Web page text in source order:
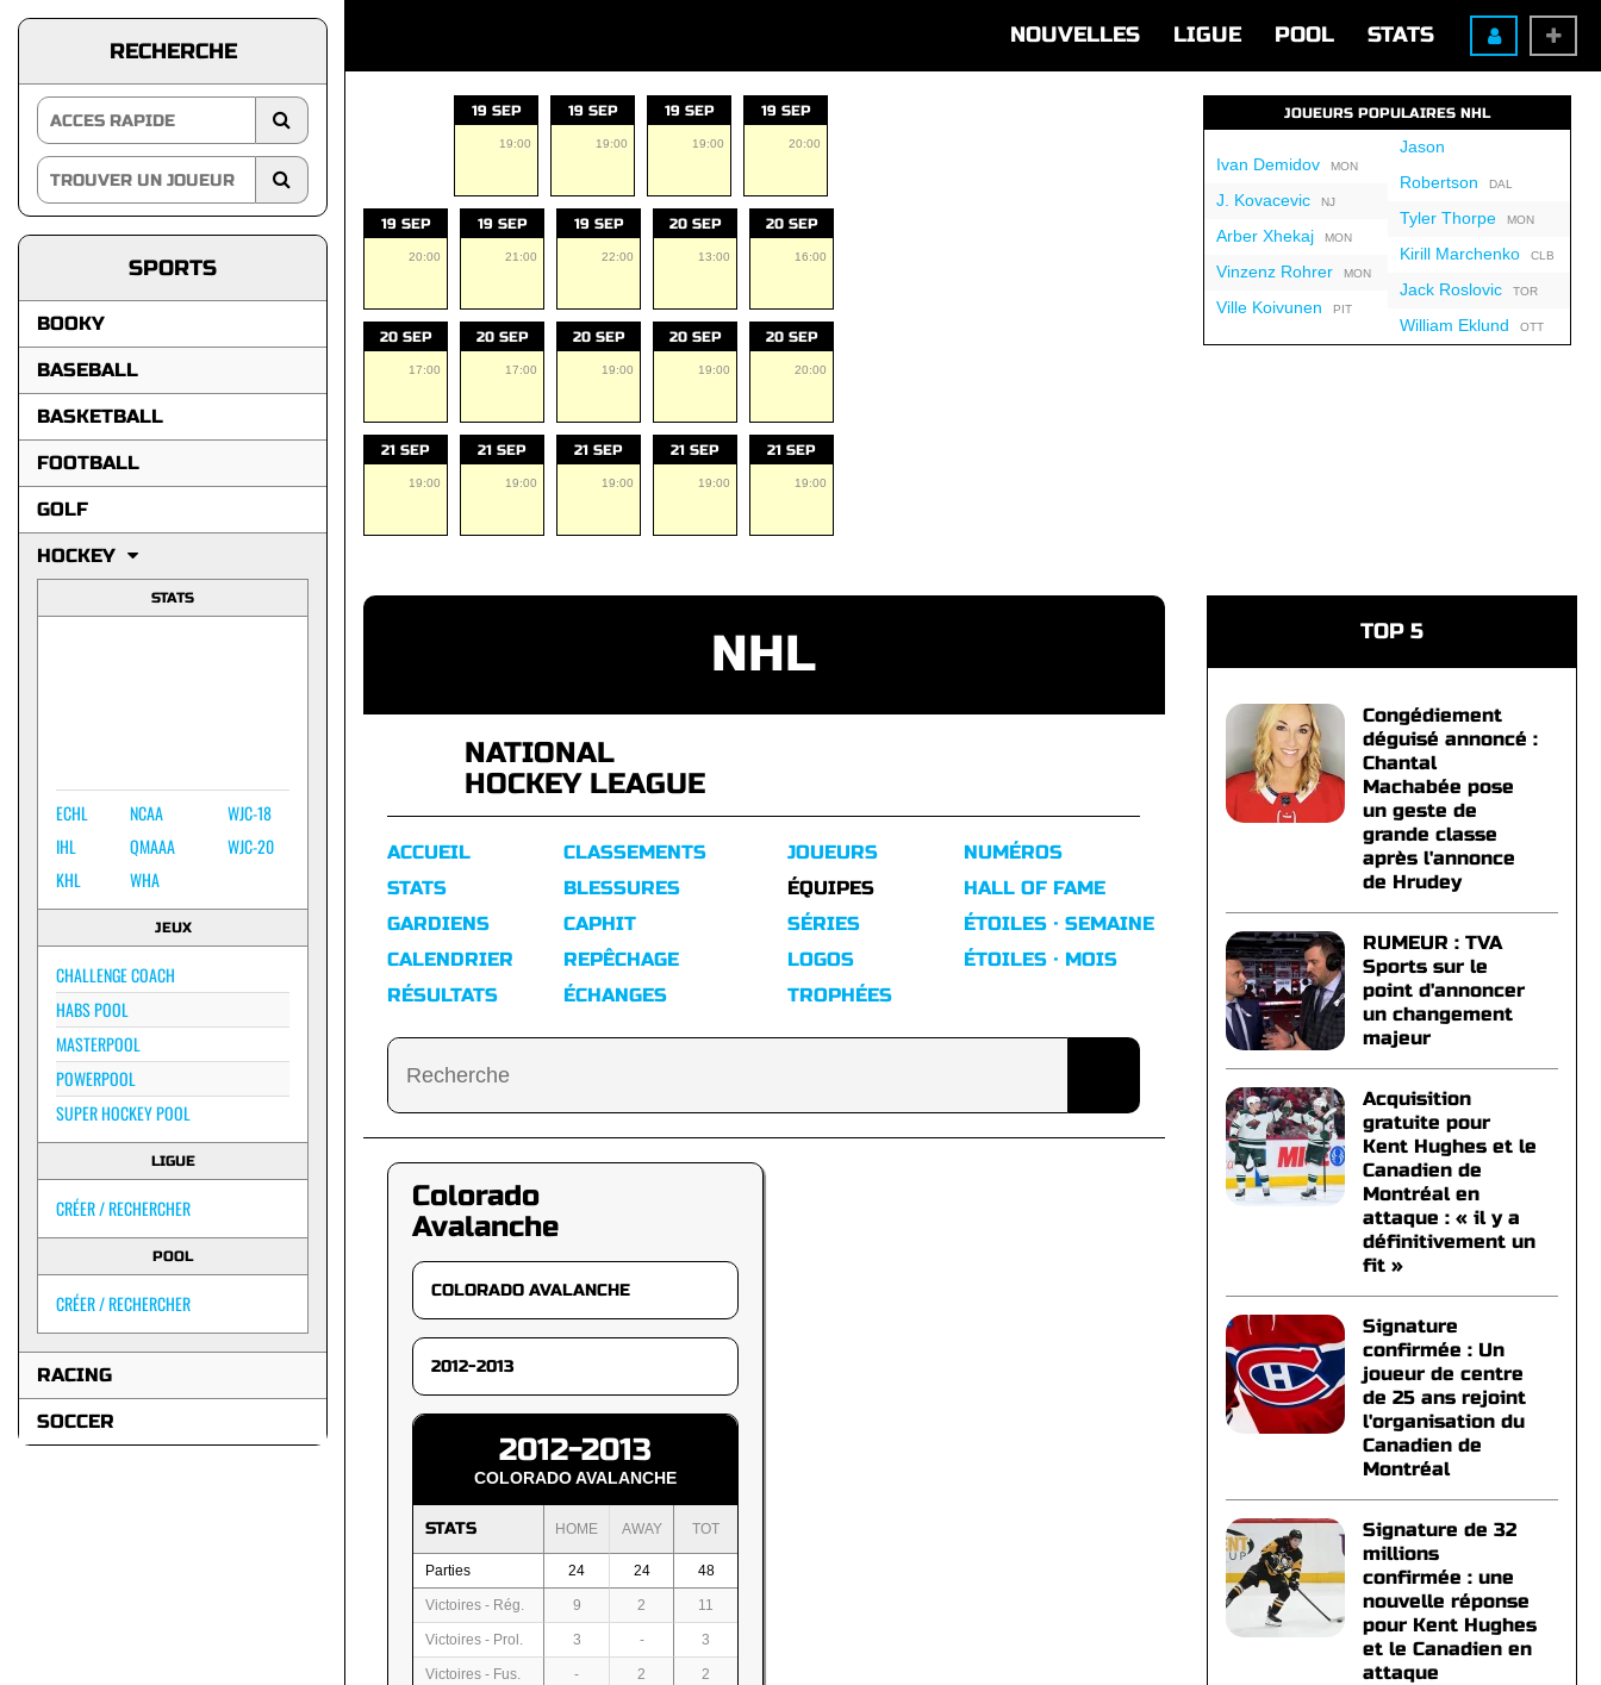
NOUVELLES LIGUE POOL STATS
RECHERCHE
SPORTS
BOOKY
BASEBALL
BASKETBALL
FOOTBALL
GOLF
HOCKEY
STATS
ECHL
IHL
KHL
NCAA
QMAAA
WHA
WJC-18
WJC-20
JEUX
CHALLENGE COACH
HABS POOL
MASTERPOOL
POWERPOOL
SUPER HOCKEY POOL
LIGUE
CRÉER / RECHERCHER
POOL
CRÉER / RECHERCHER
RACING
SOCCER
19 SEP
19:00
19 SEP
19:00
19 SEP
19:00
19 SEP
20:00
19 SEP
20:00
19 SEP
21:00
19 SEP
22:00
20 SEP
13:00
20 SEP
16:00
20 SEP
17:00
20 SEP
17:00
20 SEP
19:00
20 SEP
19:00
20 SEP
20:00
21 SEP
19:00
21 SEP
19:00
21 SEP
19:00
21 SEP
19:00
21 SEP
19:00
JOUEURS POPULAIRES NHL
Ivan DemidovMON
J. KovacevicNJ
Arber XhekajMON
Vinzenz RohrerMON
Ville Koivunen PIT
Jason
Robertson DAL
Tyler ThorpeMON
Kirill MarchenkoCLB
Jack RoslovicTOR
William Eklund OTT
NHL
NATIONAL
HOCKEY LEAGUE
ACCUEIL
STATS
GARDIENS
CALENDRIER
RÉSULTATS
CLASSEMENTS
BLESSURES
CAPHIT
REPÊCHAGE
ÉCHANGES
JOUEURS
ÉQUIPES
SÉRIES
LOGOS
TROPHÉES
NUMÉROS
HALL OF FAME
ÉTOILES · SEMAINE
ÉTOILES · MOIS
Colorado
Avalanche
2012-2013
COLORADO AVALANCHE
STATS HOME AWAY TOT
Parties 24 24 48
Victoires - Rég. 9 2 11
Victoires - Prol. 3 - 3
Victoires - Fus. - 2 2
TOP 5
Congédiement
déguisé annoncé :
Chantal
Machabée pose
un geste de
grande classe
après l'annonce
de Hrudey
RUMEUR : TVA
Sports sur le
point d'annoncer
un changement
majeur
Acquisition
gratuite pour
Kent Hughes et le
Canadien de
Montréal en
attaque : « il y a
définitivement un
fit »
Signature
confirmée : Un
joueur de centre
de 25 ans rejoint
l'organisation du
Canadien de
Montréal
Signature de 32
millions
confirmée : une
nouvelle réponse
pour Kent Hughes
et le Canadien en
attaque